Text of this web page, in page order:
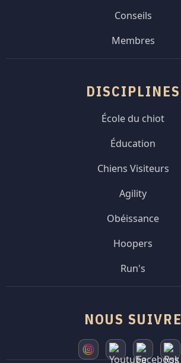
Conseils
Membres
DISCIPLINES
École du chiot
Éducation
Chiens Visiteurs
Agility
Obéissance
Hoopers
Run's
NOUS SUIVRE